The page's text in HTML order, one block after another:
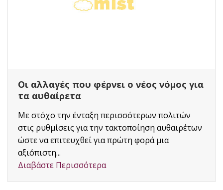
Οι αλλαγές που φέρνει ο νέος νόμος για
τα αυθαίρετα
Με στόχο την ένταξη περισσότερων πολιτών
στις ρυθμίσεις για την τακτοποίηση αυθαιρέτων
ώστε να επιτευχθεί για πρώτη φορά μια
αξιόπιστη...
Διαβάστε Περισσότερα